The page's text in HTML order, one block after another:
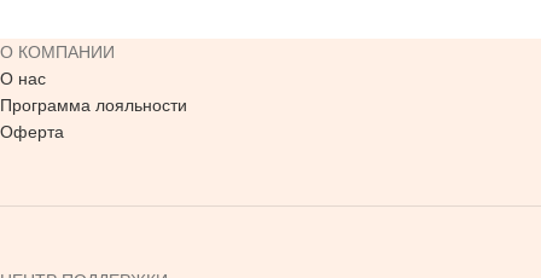
О КОМПАНИИ
О нас
Программа лояльности
Оферта